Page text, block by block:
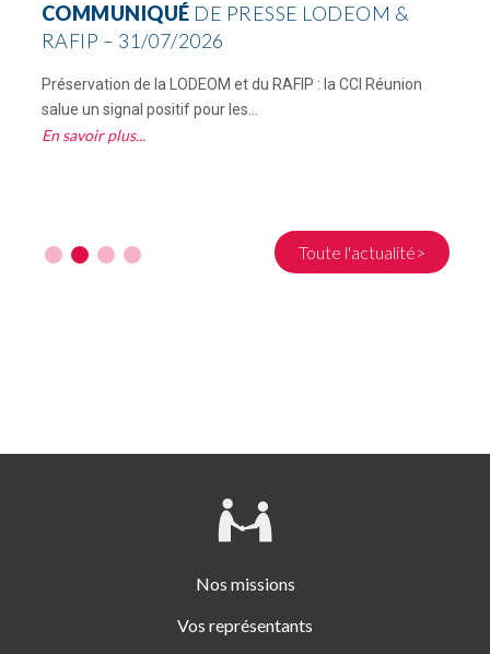
COMMUNIQUÉ DE PRESSE LODEOM &
RAFIP – 31/07/2026
Préservation de la LODEOM et du RAFIP : la CCI Réunion
salue un signal positif pour les...
En savoir plus
Toute l'actualité>
Nos missions
Vos représentants